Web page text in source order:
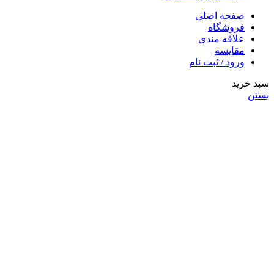
صفحه اصلی
فروشگاه
علاقه مندی
مقایسه
ورود / ثبت نام
سبد خرید
بستن